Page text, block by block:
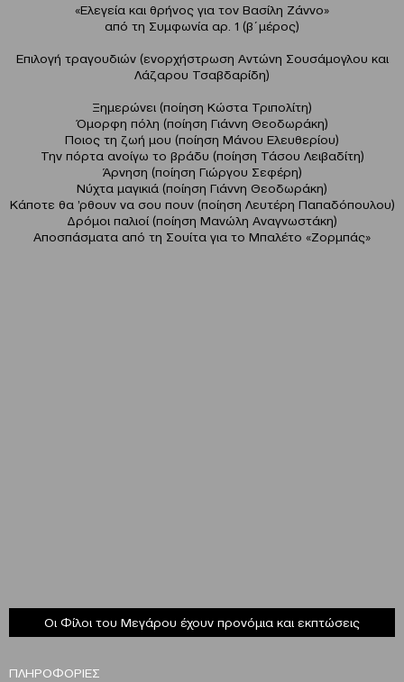
«Ελεγεία και θρήνος για τον Βασίλη Ζάννο»
από τη Συμφωνία αρ. 1 (β΄μέρος)
Επιλογή τραγουδιών (ενορχήστρωση Αντώνη Σουσάμογλου και
Λάζαρου Τσαβδαρίδη)
Ξημερώνει (ποίηση Κώστα Τριπολίτη)
Όμορφη πόλη (ποίηση Γιάννη Θεοδωράκη)
Ποιος τη ζωή μου (ποίηση Μάνου Ελευθερίου)
Την πόρτα ανοίγω το βράδυ (ποίηση Τάσου Λειβαδίτη)
Άρνηση (ποίηση Γιώργου Σεφέρη)
Νύχτα μαγικιά (ποίηση Γιάννη Θεοδωράκη)
Κάποτε θα ’ρθουν να σου πουν (ποίηση Λευτέρη Παπαδόπουλου)
Δρόμοι παλιοί (ποίηση Μανώλη Αναγνωστάκη)
Αποσπάσματα από τη Σουίτα για το Μπαλέτο «Ζορμπάς»
Οι Φίλοι του Μεγάρου έχουν προνόμια και εκπτώσεις
ΠΛΗΡΟΦΟΡΙΕΣ